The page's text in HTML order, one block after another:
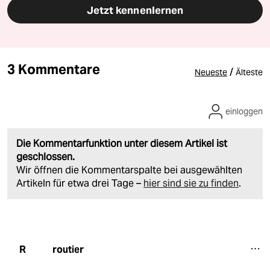
Jetzt kennenlernen
3 Kommentare Neueste / Älteste
Die Kommentarfunktion unter diesem Artikel ist
geschlossen.
Wir öffnen die Kommentarspalte bei ausgewählten
Artikeln für etwa drei Tage – hier sind sie zu finden.
einloggen
R routier